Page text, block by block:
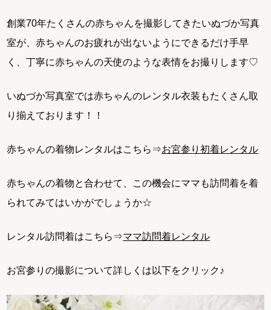
創業70年たくさんの赤ちゃんを撮影してきたいぬづか写真
室が、赤ちゃんのお疲れが出ないようにできるだけ手早
く、丁寧に赤ちゃんの天使のような表情をお撮りします♡
いぬづか写真室では赤ちゃんのレンタル衣装もたくさん取
り揃えております！！
赤ちゃんの着物レンタルはこちら⇒お宮参り初着レンタル
赤ちゃんの着物と合わせて、この機会にママも訪問着を着
られてみてはいかがでしょうか☆
レンタル訪問着はこちら⇒ママ訪問着レンタル
お宮参りの撮影について詳しくは以下をクリック♪